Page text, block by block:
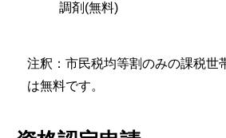
調剤(無料)
注釈：市民税均等割のみの課税世
は無料です。